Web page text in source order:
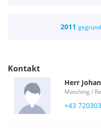
müssen. Sie eine geregelte
2011
Kontakt
Herr
Matching /
+43